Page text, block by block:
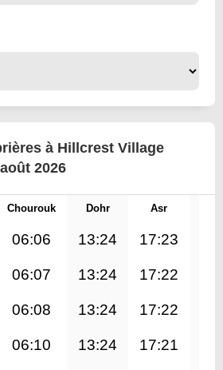
à Hillcrest Village
2026
Chourouk Dohr Asr
06:06 13:24 17:23
06:07 13:24 17:22
06:08 13:24 17:22
06:10 13:24 17:21